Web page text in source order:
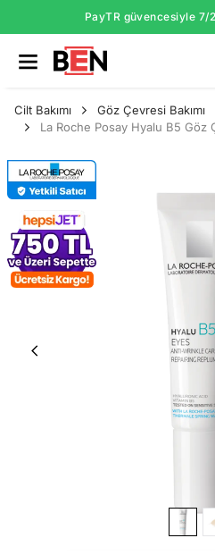
PayTR güvencesiyle 7/
Cilt Bakımı Göz Çevresi Bakımı
La Roche Posay Hyalu B5 Göz